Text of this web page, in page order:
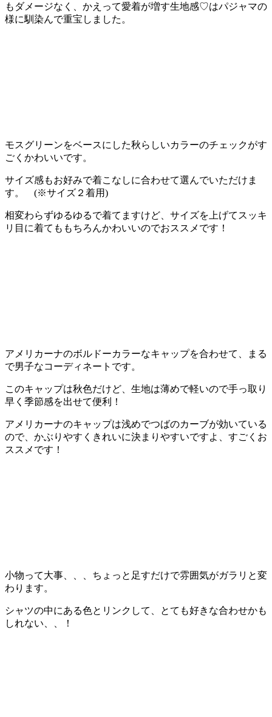
もダメージなく、かえって愛着が増す生地感♡はパジャマの
様に馴染んで重宝しました。
モスグリーンをベースにした秋らしいカラーのチェックがす
ごくかわいいです。
サイズ感もお好みで着こなしに合わせて選んでいただけま
す。 (※サイズ２着用)
相変わらずゆるゆるで着てますけど、サイズを上げてスッキ
リ目に着てももちろんかわいいのでおススメです！
アメリカーナのボルドーカラーなキャップを合わせて、まる
で男子なコーディネートです。
このキャップは秋色だけど、生地は薄めで軽いので手っ取り
早く季節感を出せて便利！
アメリカーナのキャップは浅めでつばのカーブが効いている
ので、かぶりやすくきれいに決まりやすいですよ、すごくお
ススメです！
小物って大事、、、ちょっと足すだけで雰囲気がガラリと変
わります。
シャツの中にある色とリンクして、とても好きな合わせかも
しれない、、！